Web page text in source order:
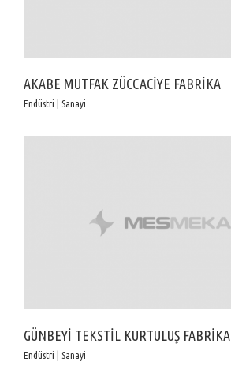
AKABE MUTFAK ZÜCCACİYE FABRİKA
Endüstri | Sanayi
GÜNBEYİ TEKSTİL KURTULUŞ FABRİKA
Endüstri | Sanayi